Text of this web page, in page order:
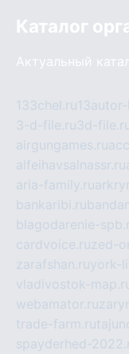
Каталог
Актуальный
133chel.ru
3-d-file.ru3d-
airgungames.ru
alfeihavsalnassr.ru
aria-family.ru
bankaribi.ru
blagodarenie-
cardvoice.ruzed-
zarafshan.ruyork-
vladivostok-
webamator.ru
trade-farm.ru
spayderhed-